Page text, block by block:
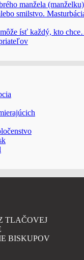
manžela (manželku)
smilstvo.
ísť každý, kto
TLAČOVEJ
BISKUPOV